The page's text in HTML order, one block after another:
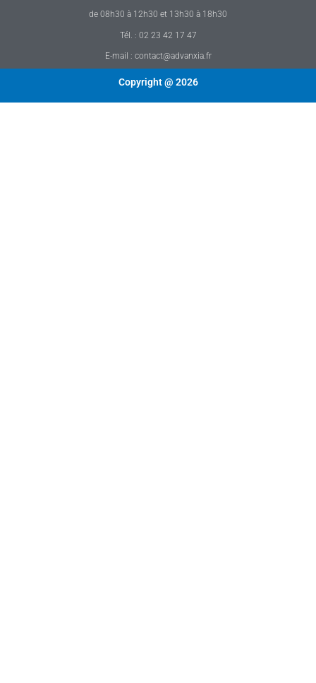
de 08h30 à 12h30 et 13h30 à 18h30
Tél. : 02 23 42 17 47
E-mail : contact@advanxia.fr
Copyright @ 2026